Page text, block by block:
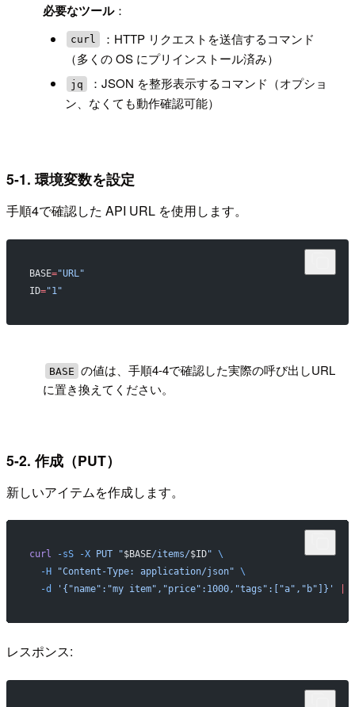
必要なツール：
curl
：HTTP リクエストを送信するコマンド
（多くの OS にプリインストール済み）
jq
：JSON を整形表示するコマンド（オプショ
ン、なくても動作確認可能）
5-1. 環境変数を設定
手順4で確認した API URL を使用します。
BASE="URL"
ID="1"
BASE の値は、手順4-4で確認した実際の呼び出しURL
に置き換えてください。
5-2. 作成（PUT）
新しいアイテムを作成します。
curl -sS -X PUT "$BASE/items/$ID" \
  -H
"Content-Type: application/json" \
  -d
'{"name":"my item","price":1000,"tags":["a","b"]}'
レスポンス: